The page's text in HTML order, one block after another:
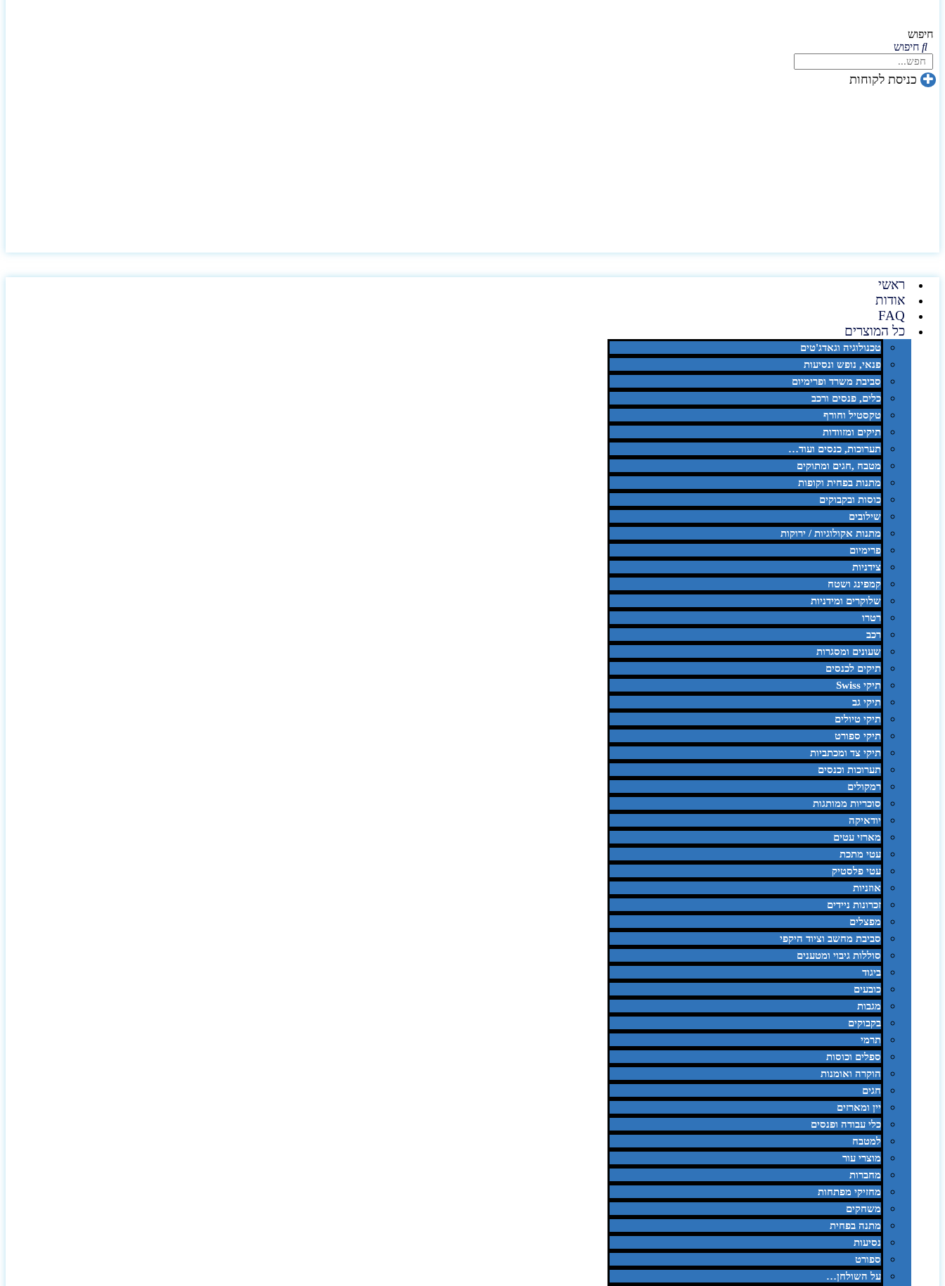
חיפוש
חיפוש
כניסת לקוחות
ראשי
אודות
FAQ
כל המוצרים
טכנולוגיה וגאדג'טים
פנאי, נופש ונסיעות
סביבת משרד ופרימיום
כלים, פנסים ורכב
טקסטיל וחורף
תיקים ומזוודות
תערוכות, כנסים ועוד…
מטבח ,חגים ומתוקים
מתנות בפחית וקופות
כוסות ובקבוקים
שילובים
מתנות אקולוגיות / ירוקות
פרימיום
צידניות
קמפינג ושטח
שלוקרים ומידניות
רטרו
רכב
שעונים ומסגרות
תיקים לכנסים
תיקי Swiss
תיקי גב
תיקי טיולים
תיקי ספורט
תיקי צד ומכתביות
תערוכות וכנסים
רמקולים
סוכריות ממותגות
יודאיקה
מארזי עטים
עטי מתכת
עטי פלסטיק
אוזניות
זכרונות ניידים
מפצלים
סביבת מחשב וציוד היקפי
סוללות גיבוי ומטענים
ביגוד
כובעים
מגבות
בקבוקים
תרמי
ספלים וכוסות
הוקרה ואומנות
חגים
יין ומארזים
כלי עבודה ופנסים
למטבח
מוצרי עור
מחברות
מחזיקי מפתחות
משחקים
מתנה בפחית
נסיעות
ספורט
על השולחן…